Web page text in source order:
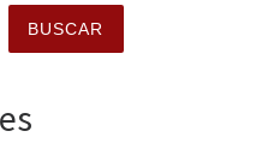
BUSCAR